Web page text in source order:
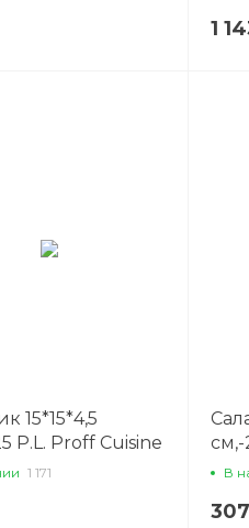
1
15*15*4,5
P.L. Proff Cuisine
1 171
см,-
В